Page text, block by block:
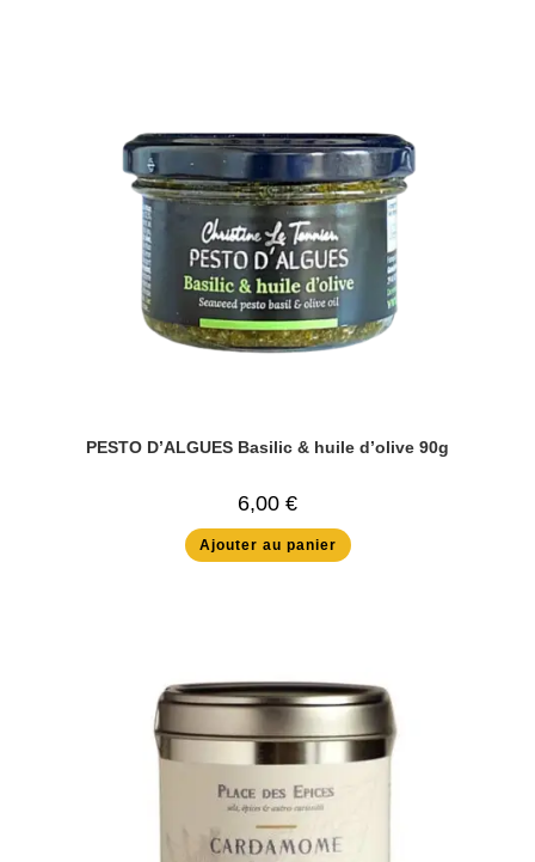
PESTO D’ALGUES Basilic & huile d’olive 90g
6,00 €
Ajouter au panier